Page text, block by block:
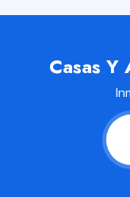
Casas Y